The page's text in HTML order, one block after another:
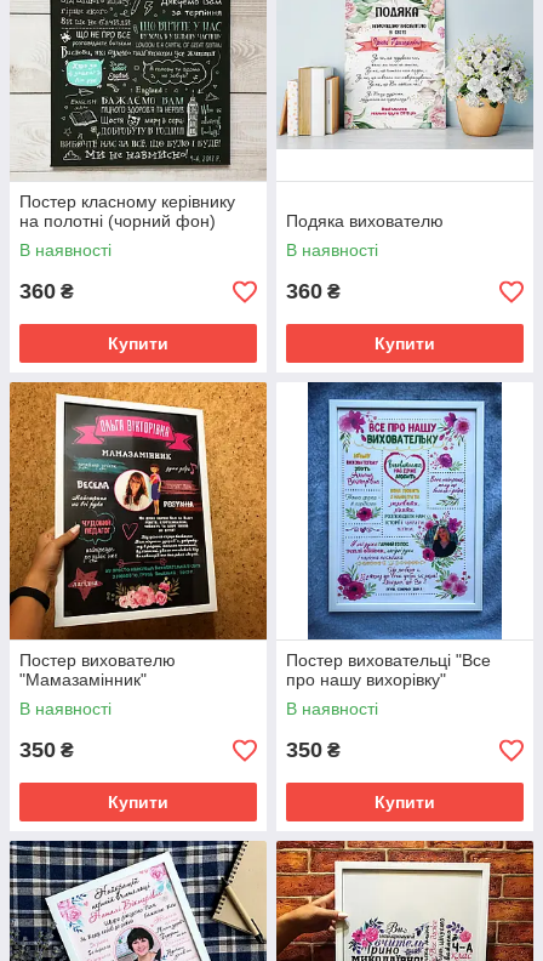
Постер класному керівнику
на полотні (чорний фон)
В наявності
360 ₴
Купити
Подяка вихователю
В наявності
360 ₴
Купити
Постер вихователю
"Мамазамінник"
В наявності
350 ₴
Купити
Постер виховательці "Все
про нашу вихорівку"
В наявності
350 ₴
Купити